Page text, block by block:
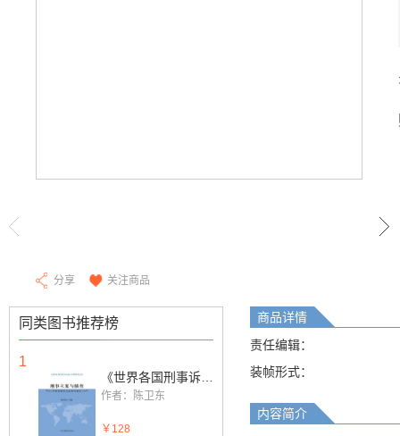
分享 关注商品
同类图书推荐榜
1
作者：陈卫东
￥128
商品详情
责任编辑：
装帧形式：
内容简介